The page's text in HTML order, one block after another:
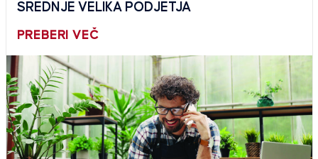
SREDNJE VELIKA PODJETJA
PREBERI VEČ